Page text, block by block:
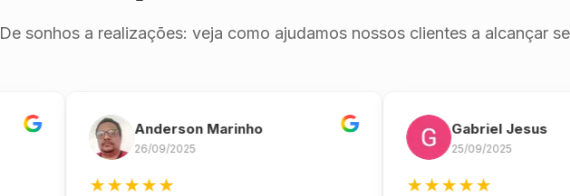
De sonhos a realizações: veja como ajudamos nossos clientes a alcançar
Anderson Marinho
26/09/2025
★★★
Gabriel Jesus
25/09/2025
★★★